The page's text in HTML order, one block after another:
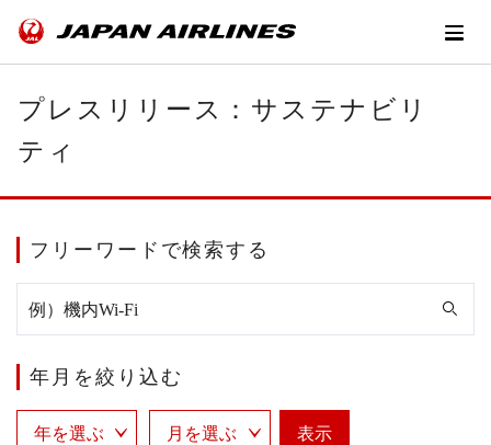
プレスリリース：サステナビリ
ティ
フリーワードで検索する
年月を絞り込む
表示